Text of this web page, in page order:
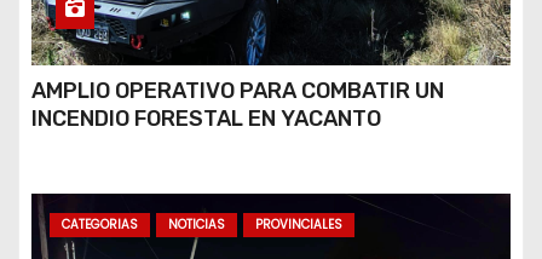
AMPLIO OPERATIVO PARA COMBATIR UN
INCENDIO FORESTAL EN YACANTO
CATEGORIAS NOTICIAS PROVINCIALES